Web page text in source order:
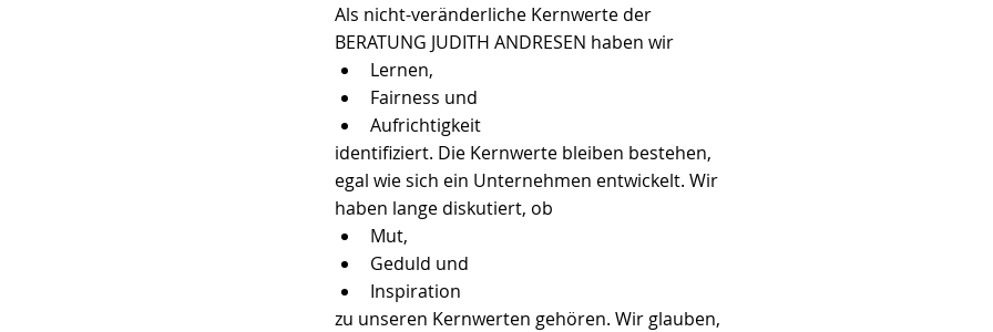
Als nicht-veränderliche Kernwerte der
BERATUNG JUDITH ANDRESEN haben wir
Lernen,
Fairness und
Aufrichtigkeit
identifiziert. Die Kernwerte bleiben bestehen,
egal wie sich ein Unternehmen entwickelt. Wir
haben lange diskutiert, ob
Mut,
Geduld und
Inspiration
zu unseren Kernwerten gehören. Wir glauben,